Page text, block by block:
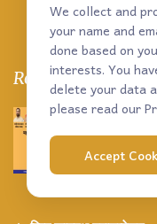
Recent Post
We collect and
your name and
done based on
interests. You
delete your data
please read our
Accept